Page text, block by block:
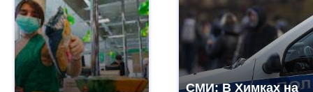
СМИ: В Химках на